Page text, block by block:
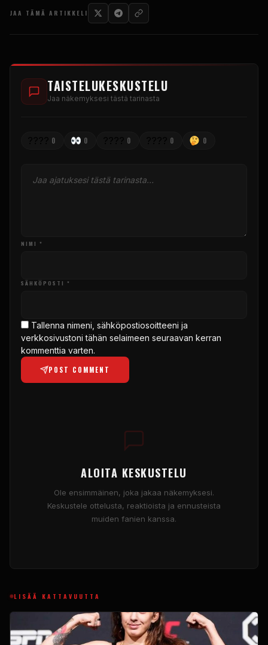
JAA TÄMÄ ARTIKKELI
TAISTELUKESKUSTELU
Jaa näkemyksesi tästä tarinasta
0 0 0 0 0
NIMI *
SÄHKÖPOSTI *
Tallenna nimeni, sähköpostiosoitteeni ja
verkkosivustoni tähän selaimeen seuraavan kerran
kommenttia varten.
POST COMMENT
ALOITA KESKUSTELU
Ole ensimmäinen, joka jakaa näkemyksesi.
Keskustele ottelusta, reaktioista ja ennusteista
muiden fanien kanssa.
LISÄÄ KATTAVUUTTA